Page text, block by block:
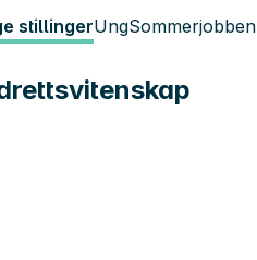
stillingerUngSommerjobben